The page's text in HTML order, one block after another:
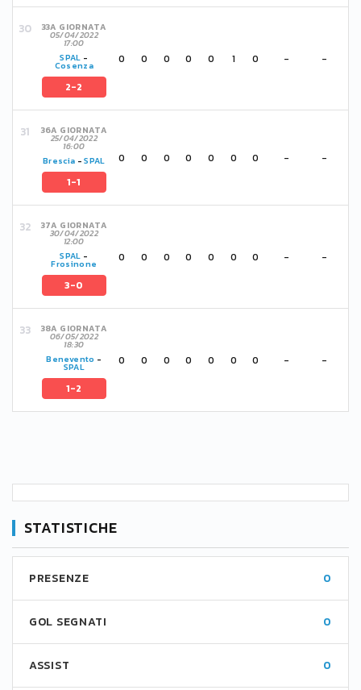
33A GIORNATA
05/04/2022
17:00
SPAL -
Cosenza
2-2
0 0 0 0 0 1 0 - -
36A GIORNATA
25/04/2022
16:00
Brescia -SPAL
1-1
0 0 0 0 0 0 0 - -
37A GIORNATA
30/04/2022
12:00
SPAL -
Frosinone
3-0
0 0 0 0 0 0 0 - -
38A GIORNATA
06/05/2022
18:30
Benevento -
SPAL
1-2
0 0 0 0 0 0 0 - -
STATISTICHE
PRESENZE 0
GOL SEGNATI 0
ASSIST 0